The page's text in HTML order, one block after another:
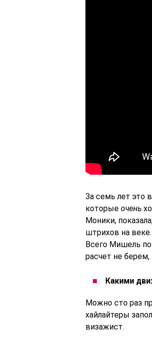
За семь лет это
которые очень
Моники,
штрихов на
Всего Мишель
расчет не
Какими
Можно сто раз
хайлайтеры
визажист.